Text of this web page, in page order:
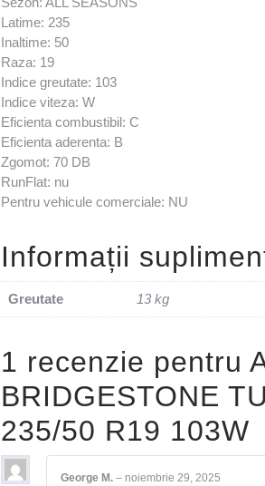
Latime: 235
Inaltime: 50
Raza: 19
Indice greutate: 103
Indice viteza: W
Eficienta combustibil: C
Eficienta aderenta: B
Zgomot: 70 DB
RunFlat: nu
Pentru vehicule comerciale: NU
Informații
Greutate 13 kg
1 recenzie pentru
BRIDGESTONE
235/50 R19 103W
George M. – noiembrie 29, 2025